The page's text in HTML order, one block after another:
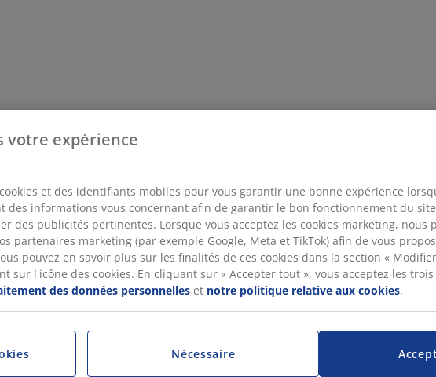
votre expérience
cookies et des identifiants mobiles pour vous garantir une bonne expérience
des informations vous concernant afin de garantir le bon fonctionnement du
des publicités pertinentes. Lorsque vous acceptez les cookies marketing, nous
partenaires marketing (par exemple Google, Meta et TikTok) afin de vous
pouvez en savoir plus sur les finalités de ces cookies dans la section «
sur l'icône des cookies. En cliquant sur « Accepter tout », vous acceptez les
des données personnelles et notre politique relative aux cookies.
Nécessaire